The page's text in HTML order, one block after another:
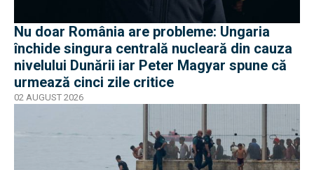
Nu doar România are probleme: Ungaria
închide singura centrală nucleară din cauza
nivelului Dunării iar Peter Magyar spune că
urmează cinci zile critice
02 AUGUST 2026